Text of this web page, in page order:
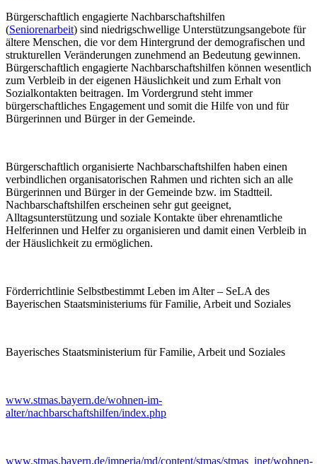
Bürgerschaftlich engagierte Nachbarschaftshilfen
(Seniorenarbeit) sind niedrigschwellige Unterstützungsangebote für
ältere Menschen, die vor dem Hintergrund der demografischen und
strukturellen Veränderungen zunehmend an Bedeutung gewinnen.
Bürgerschaftlich engagierte Nachbarschaftshilfen können wesentlich
zum Verbleib in der eigenen Häuslichkeit und zum Erhalt von
Sozialkontakten beitragen. Im Vordergrund steht immer
bürgerschaftliches Engagement und somit die Hilfe von und für
Bürgerinnen und Bürger in der Gemeinde.
Bürgerschaftlich organisierte Nachbarschaftshilfen haben einen
verbindlichen organisatorischen Rahmen und richten sich an alle
Bürgerinnen und Bürger in der Gemeinde bzw. im Stadtteil.
Nachbarschaftshilfen erscheinen sehr gut geeignet,
Alltagsunterstützung und soziale Kontakte über ehrenamtliche
Helferinnen und Helfer zu organisieren und damit einen Verbleib in
der Häuslichkeit zu ermöglichen.
Förderrichtlinie Selbstbestimmt Leben im Alter – SeLA des
Bayerischen Staatsministeriums für Familie, Arbeit und Soziales
Bayerisches Staatsministerium für Familie, Arbeit und Soziales
www.stmas.bayern.de/wohnen-im-
alter/nachbarschaftshilfen/index.php
www.stmas.bayern.de/imperia/md/content/stmas/stmas_inet/wohnen-